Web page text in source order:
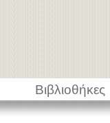
Βιβλιοθήκες